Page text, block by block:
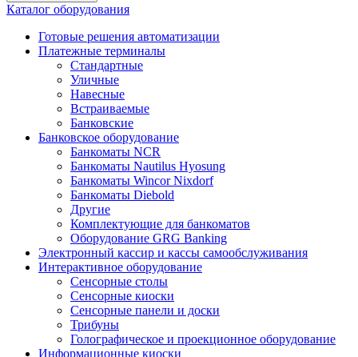
Каталог оборудования
Готовые решения автоматизации
Платежные терминалы
Стандартные
Уличные
Навесные
Встраиваемые
Банковские
Банковское оборудование
Банкоматы NCR
Банкоматы Nautilus Hyosung
Банкоматы Wincor Nixdorf
Банкоматы Diebold
Другие
Комплектующие для банкоматов
Оборудование GRG Banking
Электронный кассир и кассы самообслуживания
Интерактивное оборудование
Сенсорные столы
Сенсорные киоски
Сенсорные панели и доски
Трибуны
Голографическое и проекционное оборудование
Информационные киоски